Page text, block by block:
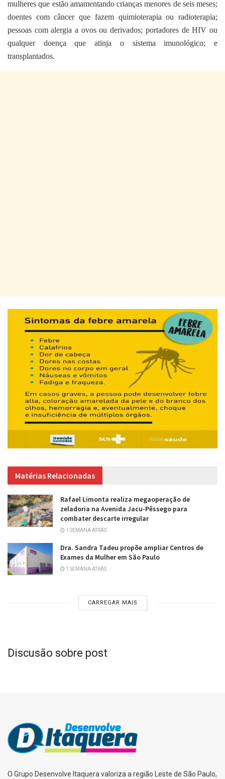
mulheres que estão amamentando crianças menores de seis meses;
doentes com câncer que fazem quimioterapia ou radioterapia;
pessoas com alergia a ovos ou derivados; portadores de HIV ou
qualquer doença que atinja o sistema imunológico; e
transplantados.
Matérias Relacionadas
Rafael Limonta realiza megaoperação de
zeladoria na Avenida Jacu-Pêssego para
combater descarte irregular
1 SEMANA ATRÁS
Dra. Sandra Tadeu propõe ampliar Centros de
Exames da Mulher em São Paulo
1 SEMANA ATRÁS
CARREGAR MAIS
Discusão sobre post
O Grupo Desenvolve Itaquera valoriza a região Leste de São Paulo,